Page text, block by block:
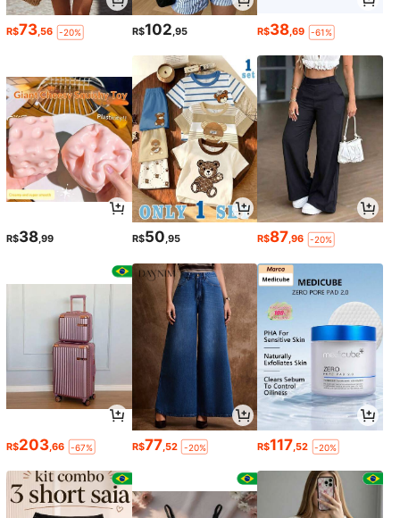
R$73,56 -20% R$102,95 R$38,69 -61%
R$38,99 R$50,95 R$87,96 -20%
R$203 ,66 -67% R$77 ,52 -20% R$117 ,52 -20%